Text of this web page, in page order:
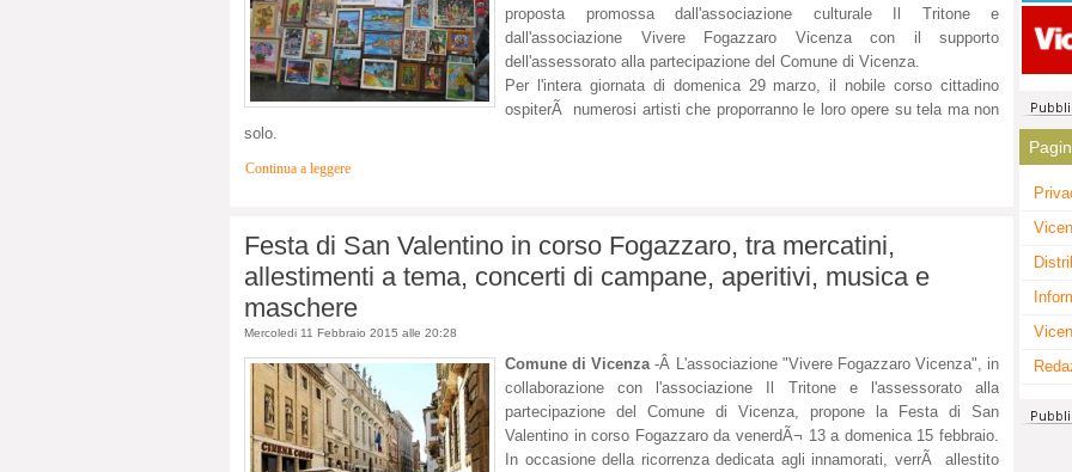
proposta promossa dall'associazione culturale Il Tritone e
dall'associazione Vivere Fogazzaro Vicenza con il supporto
dell'assessorato alla partecipazione del Comune di Vicenza.
Per l'intera giornata di domenica 29 marzo, il nobile corso cittadino
ospiterÃ numerosi artisti che proporranno le loro opere su tela ma non
solo.
Continua a leggere
Festa di San Valentino in corso Fogazzaro, tra mercatini,
allestimenti a tema, concerti di campane, aperitivi, musica e
maschere
Mercoledi 11 Febbraio 2015 alle 20:28
Comune di Vicenza-Â L'associazione "Vivere Fogazzaro Vicenza", in
collaborazione con l'associazione Il Tritone e l'assessorato alla
partecipazione del Comune di Vicenza, propone la Festa di San
Valentino in corso Fogazzaro da venerdÃ¬ 13 a domenica 15 febbraio.
In occasione della ricorrenza dedicata agli innamorati, verrÃ allestito